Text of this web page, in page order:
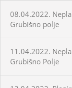
08.04.2022.
Grubišno polje
11.04.2022.
Grubišno Polje